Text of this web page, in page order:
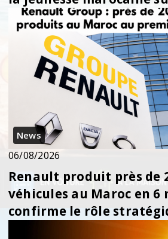
d’opport...
News
06/08/2026
Renault produit près de
véhicules au Maroc en 6
confirme le rôle